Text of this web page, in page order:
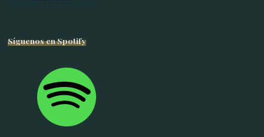
Síguenos en Spotify